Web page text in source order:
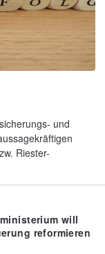
und
Riester-
will
reformieren